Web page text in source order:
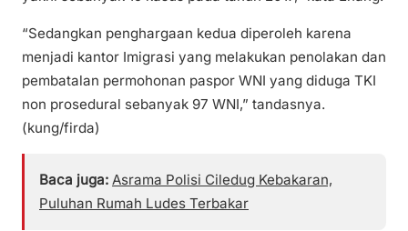
“Sedangkan penghargaan kedua diperoleh karena
menjadi kantor Imigrasi yang melakukan penolakan dan
pembatalan permohonan paspor WNI yang diduga TKI
non prosedural sebanyak 97 WNI,” tandasnya.
(kung/firda)
Baca juga: Asrama Polisi Ciledug Kebakaran,
Puluhan Rumah Ludes Terbakar